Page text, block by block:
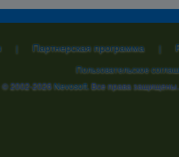
| Партнерская программа |
Пользовательское
© 2002-2026Nevosoft. Все права защищены